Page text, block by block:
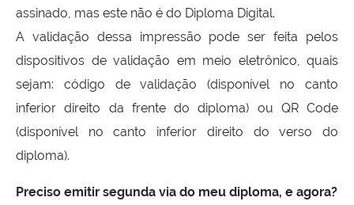
assinado, mas este não é do Diploma Digital.
A validação dessa impressão pode ser feita pelos
dispositivos de validação em meio eletrônico, quais
sejam: código de validação (disponível no canto
inferior direito da frente do diploma) ou QR Code
(disponível no canto inferior direito do verso do
diploma).
Preciso emitir segunda via do meu diploma, e agora?